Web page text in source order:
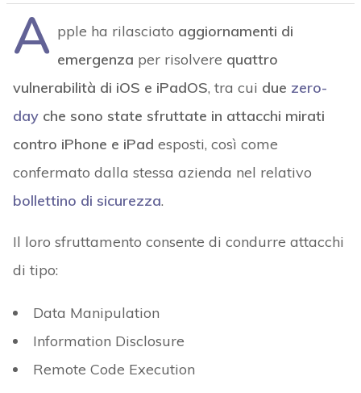
A pple ha rilasciato aggiornamenti di
emergenza per risolvere quattro
vulnerabilità di iOS e iPadOS, tra cui due zero-
dayche sono state sfruttate in attacchi mirati
contro iPhone e iPad esposti, così come
confermato dalla stessa azienda nel relativo
bollettino di sicurezza.
Il loro sfruttamento consente di condurre attacchi
di tipo:
Data Manipulation
Information Disclosure
Remote Code Execution